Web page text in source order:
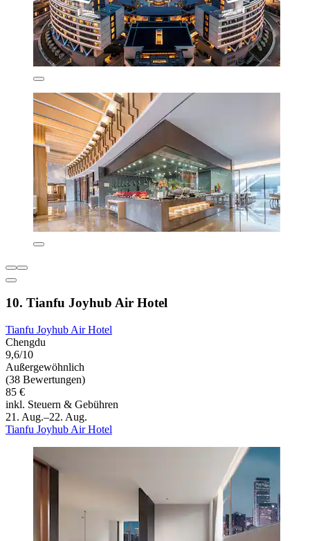
10. Tianfu Joyhub Air Hotel
Tianfu Joyhub Air Hotel
Chengdu
9,6/10
Außergewöhnlich
(38 Bewertungen)
85 €
inkl. Steuern & Gebühren
21. Aug.–22. Aug.
Tianfu Joyhub Air Hotel